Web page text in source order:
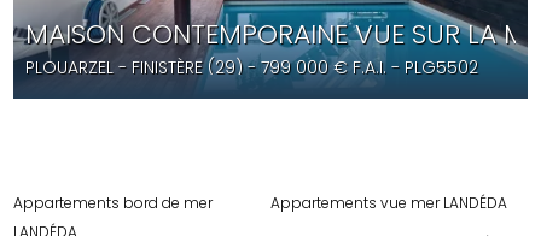
MAISON CONTEMPORAINE VUE SUR LA
PLOUARZEL - FINISTÈRE (29) -799 000€ F.A.I. - PLG5502
Appartements bord de mer
LANDÉDA
Appartements vue mer LANDÉDA